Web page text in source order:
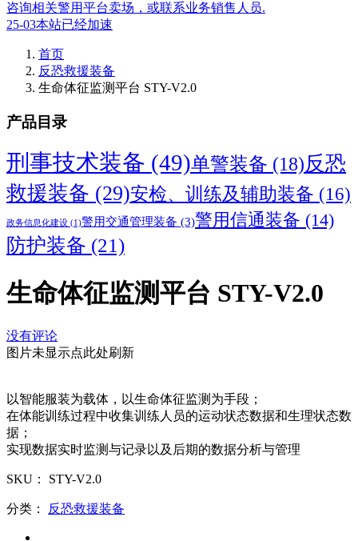
咨询相关警用平台卖场，或联系业务销售人员.
25-03本站已经加速
首页
反恐救援装备
生命体征监测平台 STY-V2.0
产品目录
刑事技术装备 (49)单警装备 (18)反恐
救援装备 (29)安检、训练及辅助装备 (16)
政务信息化建设 (1)警用交通管理装备 (3)警用信通装备 (14)
防护装备 (21)
生命体征监测平台 STY-V2.0
没有评论
图片未显示点此处刷新
以智能服装为载体，以生命体征监测为手段；
在体能训练过程中收集训练人员的运动状态数据和生理状态数
据；
实现数据实时监测与记录以及后期的数据分析与管理
SKU： STY-V2.0
分类： 反恐救援装备